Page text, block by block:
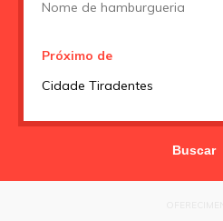
Próximo de